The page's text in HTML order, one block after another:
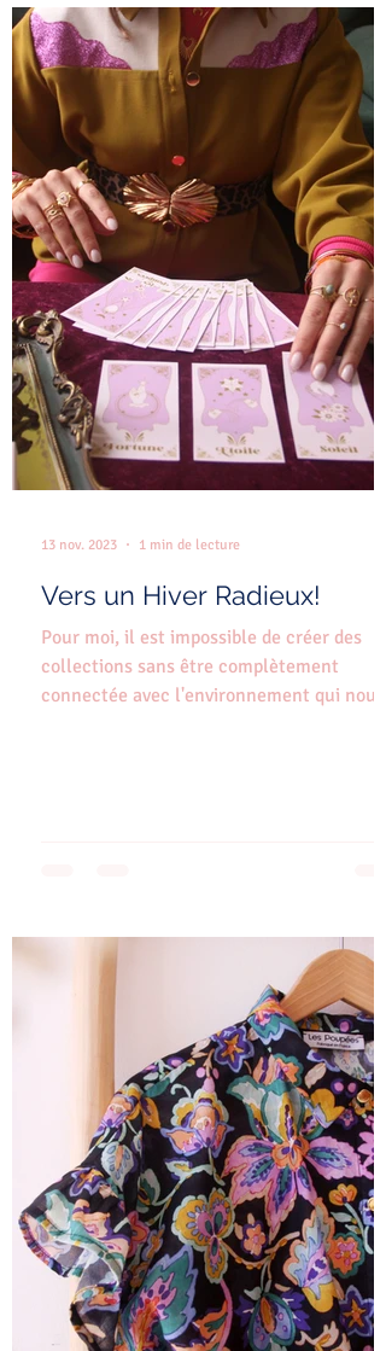
Vers un Hiver Radieux!
Pour moi, il est impossible de créer des
collections sans être complètement
connectée avec l'environnement qui nous
13 nov. 2023 1 min de lecture